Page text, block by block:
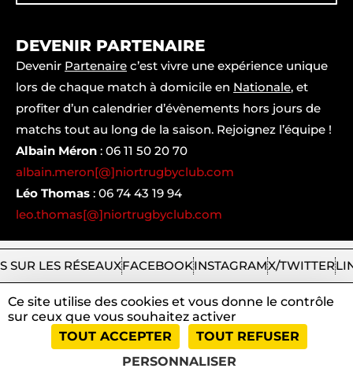
DEVENIR PARTENAIRE
Devenir Partenaire c’est vivre une expérience unique
lors de chaque match à domicile en Nationale, et
profiter d’un calendrier d’évènements hors jours de
matchs tout au long de la saison. Rejoignez l’équipe !
Albain Méron : 06 11 50 20 70
albain.meron[@]niortrugbyclub.com
Léo Thomas : 06 74 43 19 94
leo.thomas[@]niortrugbyclub.com
SUR LES RÉSEAUXFACEBOOKINSTAGRAMX/TWITTER
Niort
2026
|Mentions
|Tous
|
Ce site utilise des cookies et vous donne le contrôle
sur ceux que vous souhaitez activer
TOUT ACCEPTER
TOUT REFUSER
PERSONNALISER